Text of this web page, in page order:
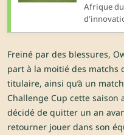
Afrique
par les
Freiné par des blessures,
part à la moitié des matchs
titulaire, ainsi qu’à un
Challenge Cup cette saison
décidé de quitter un an
retourner jouer dans son